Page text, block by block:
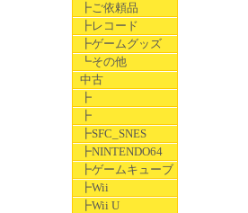
┣ご依頼品
┣レコード
┣ゲームグッズ
┗その他
中古
┣
┣
┣SFC_SNES
┣NINTENDO64
┣ゲームキューブ
┣Wii
┣Wii U